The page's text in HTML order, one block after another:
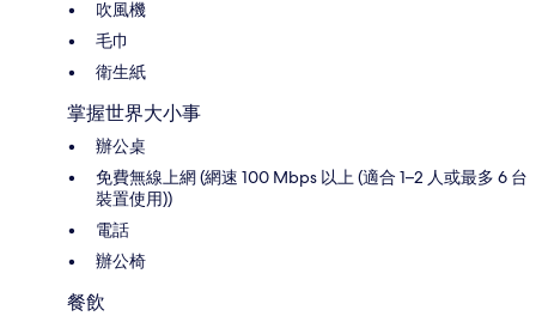
吹風機
毛巾
衛生紙
掌握世界大小事
辦公桌
免費無線上網 (網速 100 Mbps 以上 (適合 1–2 人或最多 6 台
裝置使用))
電話
辦公椅
餐飲